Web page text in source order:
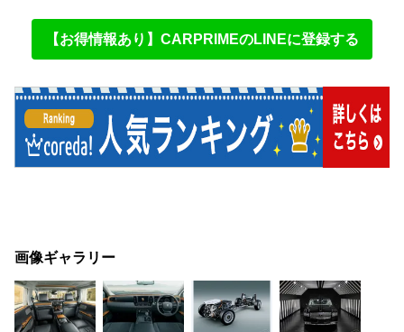
【お得情報あり】CARPRIMEのLINEに登録する
画像ギャラリー